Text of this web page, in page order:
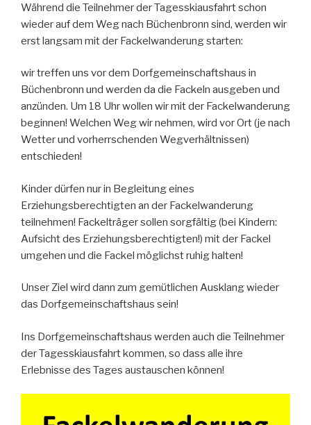
Während die Teilnehmer der Tagesskiausfahrt schon
wieder auf dem Weg nach Büchenbronn sind, werden wir
erst langsam mit der Fackelwanderung starten:
wir treffen uns vor dem Dorfgemeinschaftshaus in
Büchenbronn und werden da die Fackeln ausgeben und
anzünden. Um 18 Uhr wollen wir mit der Fackelwanderung
beginnen! Welchen Weg wir nehmen, wird vor Ort (je nach
Wetter und vorherrschenden Wegverhältnissen)
entschieden!
Kinder dürfen nur in Begleitung eines
Erziehungsberechtigten an der Fackelwanderung
teilnehmen! Fackelträger sollen sorgfältig (bei Kindern:
Aufsicht des Erziehungsberechtigten!) mit der Fackel
umgehen und die Fackel möglichst ruhig halten!
Unser Ziel wird dann zum gemütlichen Ausklang wieder
das Dorfgemeinschaftshaus sein!
Ins Dorfgemeinschaftshaus werden auch die Teilnehmer
der Tagesskiausfahrt kommen, so dass alle ihre
Erlebnisse des Tages austauschen können!